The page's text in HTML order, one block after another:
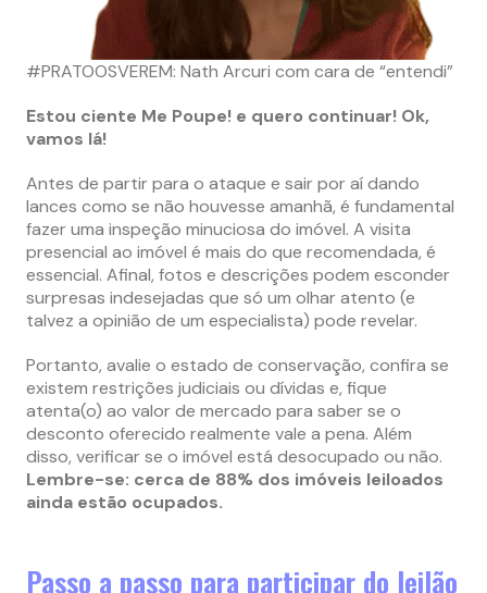
#PRATOOSVEREM: Nath Arcuri com cara de “entendi”
Estou ciente Me Poupe! e quero continuar! Ok,
vamos lá!
Antes de partir para o ataque e sair por aí dando
lances como se não houvesse amanhã, é fundamental
fazer uma inspeção minuciosa do imóvel. A visita
presencial ao imóvel é mais do que recomendada, é
essencial. Afinal, fotos e descrições podem esconder
surpresas indesejadas que só um olhar atento (e
talvez a opinião de um especialista) pode revelar​​​​.
Portanto, avalie o estado de conservação, confira se
existem restrições judiciais ou dívidas e, fique
atenta(o) ao valor de mercado para saber se o
desconto oferecido realmente vale a pena​​. Além
disso, verificar se o imóvel está desocupado ou não.
Lembre-se: cerca de 88% dos imóveis leiloados
ainda estão ocupados.
Passo a passo para participar do leilão